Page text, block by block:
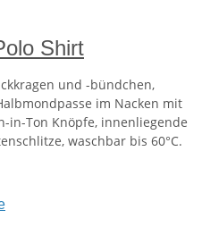
Shirt
und -bündchen,
im Nacken mit
in-Ton Knöpfe, innenliegende
waschbar bis 60°C.